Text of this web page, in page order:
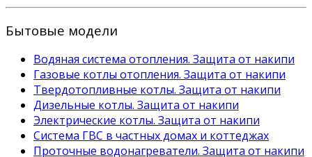
Бытовые модели
Водяная система отопления. Защита от накипи
Газовые котлы отопления. Защита от накипи
Твердотопливные котлы. Защита от накипи
Дизельные котлы. Защита от накипи
Электрические котлы. Защита от накипи
Система ГВС в частных домах и коттеджах
Проточные водонагреватели. Защита от накипи